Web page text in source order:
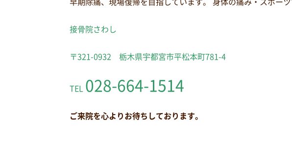
早期除痛、現場復帰を目指しています。 身体の痛み・スポー
接骨院さわし
〒321-0932 栃木県宇都宮市平松本町781-4
TEL 028-664-1514
ご来院を心よりお待ちしております。